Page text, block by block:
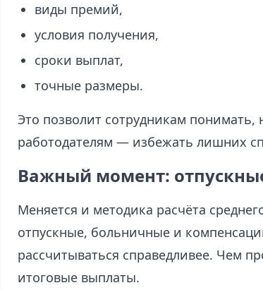
виды премий,
условия получения,
сроки выплат,
точные размеры.
Это позволит сотрудникам понимать,
работодателям — избежать лишних
Важный момент:
Меняется и методика расчёта
отпускные, больничные и
рассчитываться справедливее. Чем
итоговые выплаты.